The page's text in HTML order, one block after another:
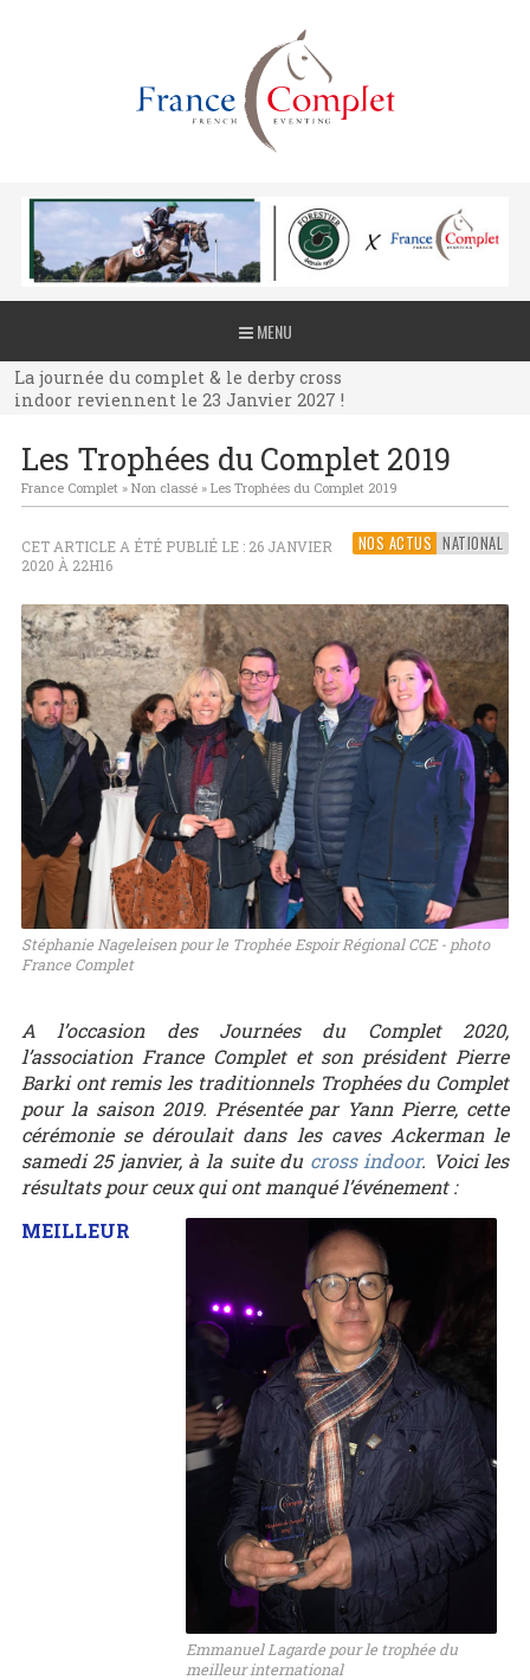
MENU
La journée du complet & le derby cross
indoor reviennent le 23 Janvier 2027 !
La journée du complet & le derby cross
indoor reviennent le 23 Janvier 2027 !
indoor reviennent le 23 Janvier 2027 !
Les Trophées du Complet 2019
France Complet» Non classé» Les Trophées du Complet 2019
NOS ACTUS NATIONAL
CET ARTICLE A ÉTÉ PUBLIÉ LE : 26 JANVIER
2020 À 22H16
Stéphanie Nageleisen pour le Trophée Espoir Régional CCE - photo
France Complet
A l’occasion des Journées du Complet 2020,
l’association France Complet et son président Pierre
Barki ont remis les traditionnels Trophées du Complet
pour la saison 2019. Présentée par Yann Pierre, cette
cérémonie se déroulait dans les caves Ackerman le
samedi 25 janvier, à la suite du cross indoor. Voici les
résultats pour ceux qui ont manqué l’événement :
Emmanuel Lagarde pour le trophée du
meilleur international
MEILLEUR